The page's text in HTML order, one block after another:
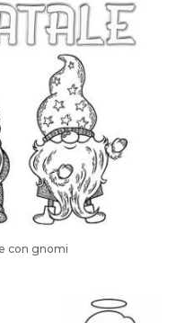
con gnomi